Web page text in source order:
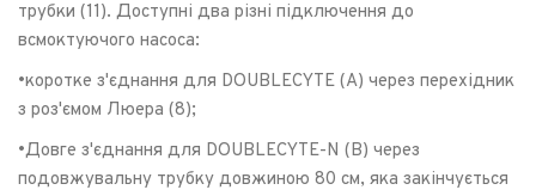
трубки (11). Доступні два різні підключення до
всмоктуючого насоса:
•коротке з'єднання для DOUBLECYTE (A) через перехідник
з роз'ємом Люера (8);
•Довге з'єднання для DOUBLECYTE-N (B) через
подовжувальну трубку довжиною 80 см, яка закінчується